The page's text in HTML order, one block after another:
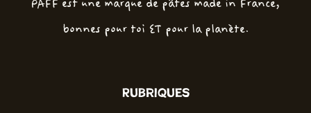
PAFF est une marque de pâtes made in France,
bonnes pour toi ET pour la planète.
Rubriques